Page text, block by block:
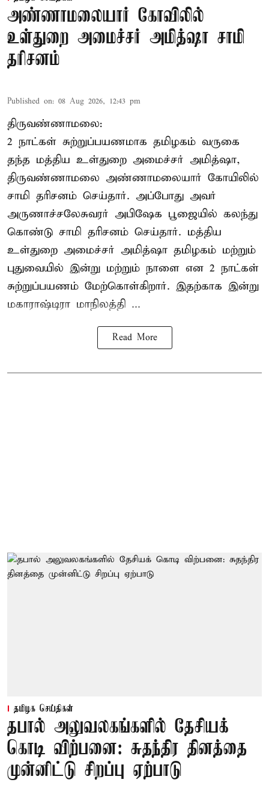
அண்ணாமலையார் கோவிலில்
உள்துறை அமைச்சர் அமித்ஷா சாமி
தரிசனம்
Published on: 08 Aug 2026, 12:43 pm
திருவண்ணாமலை:
2 நாட்கள் சுற்றுப்பயணமாக தமிழகம் வருகை
தந்த மத்திய உள்துறை அமைச்சர் அமித்ஷா,
திருவண்ணாமலை அண்ணாமலையார் கோயிலில்
சாமி தரிசனம் செய்தார். அப்போது அவர்
அருணாச்சலேசுவரர் அபிஷேக பூஜையில் கலந்து
கொண்டு சாமி தரிசனம் செய்தார். மத்திய
உள்துறை அமைச்சர் அமித்ஷா தமிழகம் மற்றும்
புதுவையில் இன்று மற்றும் நாளை என 2 நாட்கள்
சுற்றுப்பயணம் மேற்கொள்கிறார். இதற்காக இன்று
மகாராஷ்டிரா மாநிலத்தி ...
Read More
தமிழக செய்திகள்
தபால் அலுவலகங்களில் தேசியக்
கொடி விற்பனை: சுதந்திர தினத்தை
முன்னிட்டு சிறப்பு ஏற்பாடு